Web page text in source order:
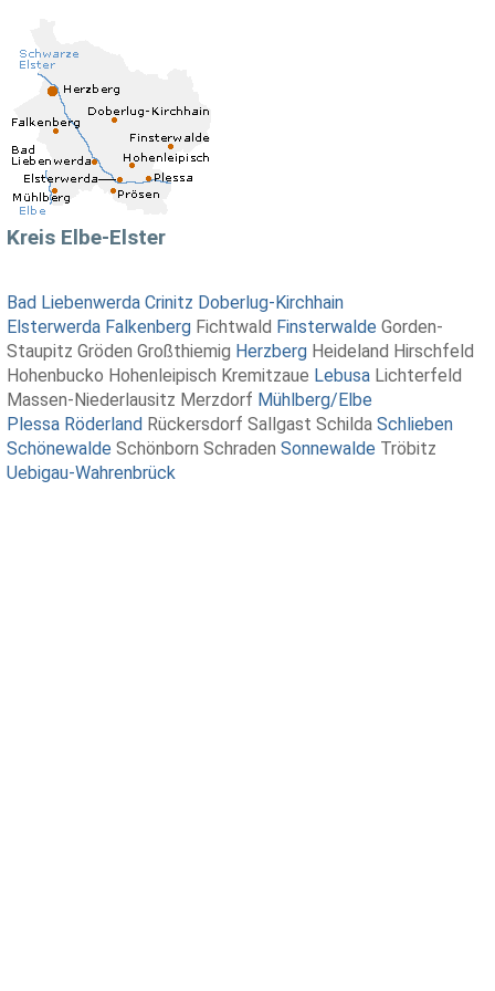
Kreis Elbe-Elster
Bad Liebenwerda Crinitz Doberlug-Kirchhain
Elsterwerda Falkenberg Fichtwald Finsterwalde Gorden-
Staupitz Gröden Großthiemig Herzberg Heideland Hirschfeld
Hohenbucko Hohenleipisch Kremitzaue Lebusa Lichterfeld
Massen-Niederlausitz Merzdorf Mühlberg/Elbe
Plessa Röderland Rückersdorf Sallgast SchildaSchlieben
Schönewalde Schönborn SchradenSonnewalde Tröbitz
Uebigau-Wahrenbrück